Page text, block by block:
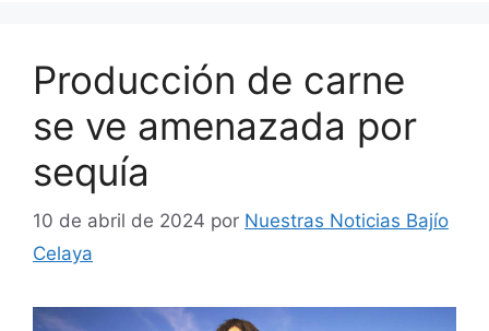
Producción de carne
se ve amenazada por
sequía
10 de abril de 2024 por Nuestras Noticias Bajío
Celaya